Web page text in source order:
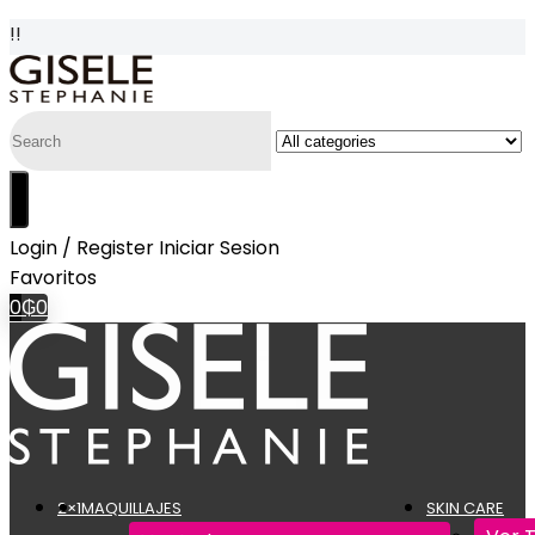
!!
Login / Register Iniciar Sesion
Favoritos
0₲0
2×1MAQUILLAJES SKIN CARE